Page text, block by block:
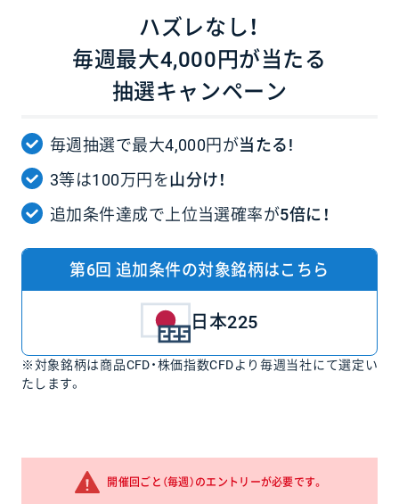
ハズレなし！
毎週最大4,000円が当たる
抽選キャンペーン
毎週抽選で最大4,000円が当たる!
3等は100万円を山分け！
追加条件達成で上位当選確率が5倍に！
第6回 追加条件の対象銘柄はこちら
日本225
※対象銘柄は商品CFD・株価指数CFDより毎週当社にて選定い
たします。
開催回ごと（毎週）のエントリーが必要です。